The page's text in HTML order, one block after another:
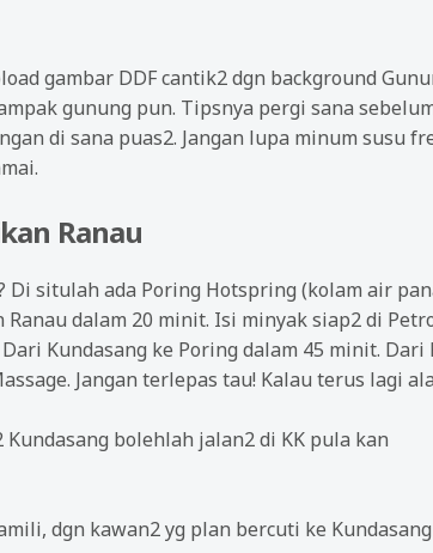
gambar DDF cantik2 dgn background
gunung pun. Tipsnya pergi sana
di sana puas2. Jangan lupa minum susu
Ranau
Di situlah ada Poring Hotspring (kolam air
Ranau dalam 20 minit. Isi minyak siap2 di
Kundasang ke Poring dalam 45 minit.
Jangan terlepas tau! Kalau terus lagi
bolehlah jalan2 di KK pula kan
dgn kawan2 yg plan bercuti ke